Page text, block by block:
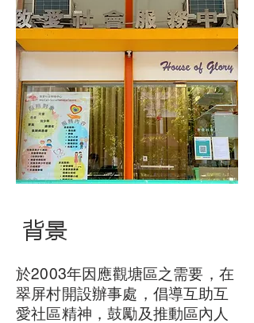
背景
於2003年因應觀塘區之需要，在
翠屏村開設辦事處，倡導互助互
愛社區精神，鼓勵及推動區內人